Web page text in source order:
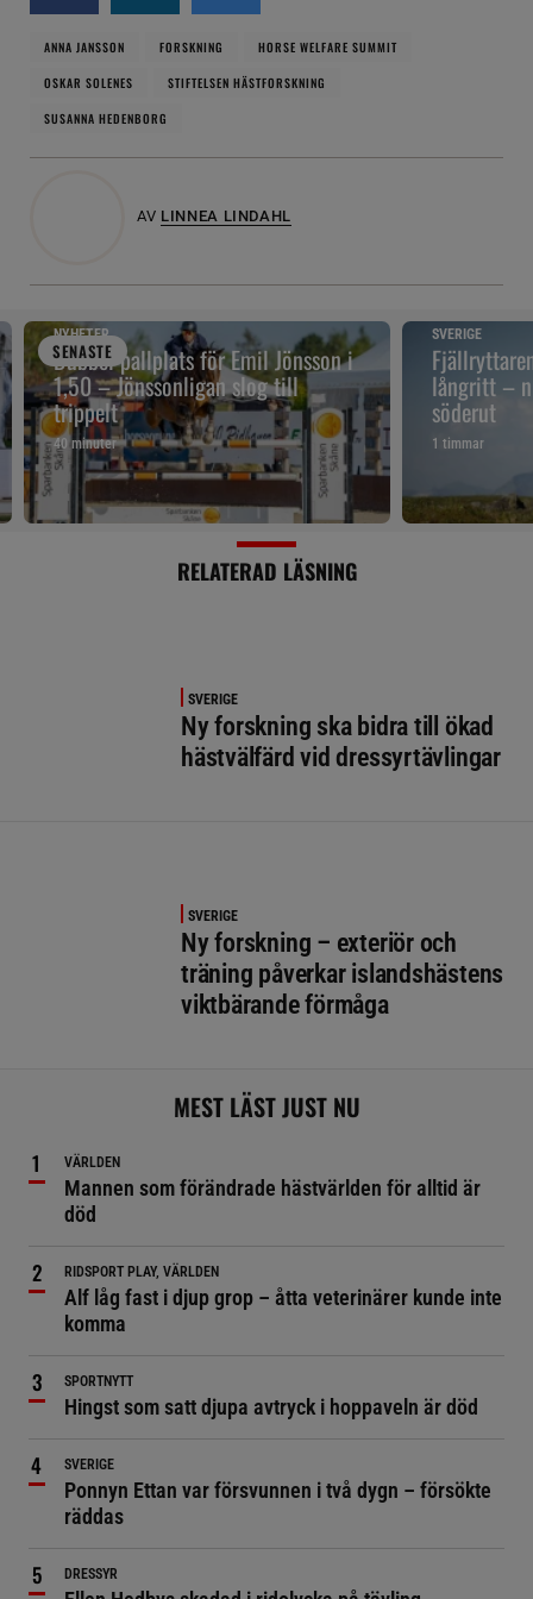
ANNA JANSSON FORSKNING
HORSE WELFARE SUMMIT
OSKAR SOLENES
STIFTELSEN HÄSTFORSKNING
SUSANNA HEDENBORG
AV LINNEA LINDAHL
SENASTE
NYHETER
Dubbel pallplats för Emil Jönsson i
1,50 – Jönssonligan slog till
trippelt
40 minuter
SVERIGE
långritt –
söderut
1 timmar
RELATERAD LÄSNING
SVERIGE
Ny forskning ska bidra till ökad
hästvälfärd vid dressyrtävlingar
SVERIGE
Ny forskning – exteriör och
träning påverkar islandshästens
viktbärande förmåga
MEST LÄST JUST NU
VÄRLDEN
Mannen som förändrade hästvärlden för alltid är
död
RIDSPORT PLAY, VÄRLDEN
Alf låg fast i djup grop – åtta veterinärer kunde inte
komma
SPORTNYTT
Hingst som satt djupa avtryck i hoppaveln är död
SVERIGE
Ponnyn Ettan var försvunnen i två dygn – försökte
räddas
DRESSYR